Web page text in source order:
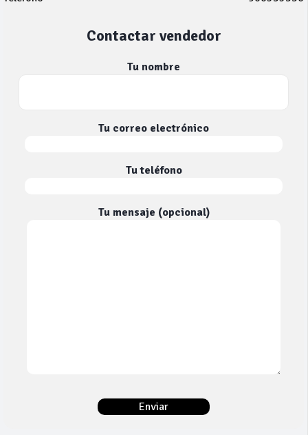
Contactar vendedor
Tu nombre
Tu correo electrónico
Tu teléfono
Tu mensaje (opcional)